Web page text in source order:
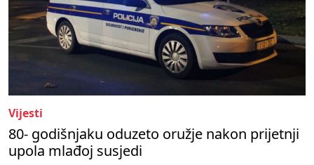
Vijesti
80- godišnjaku oduzeto oružje nakon prijetnji
upola mlađoj susjedi